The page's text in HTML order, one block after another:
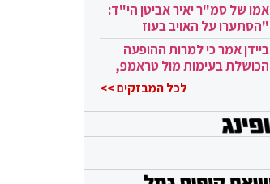
אמו של סמ"ר יאיר אביטן הי"ד:
"הסתערו על האויב בעוז
ובגבורה"
ביידן אמר כי למרות ההופעה
הכושלת בעימות מול טראמפ,
לכל המבזקים >>